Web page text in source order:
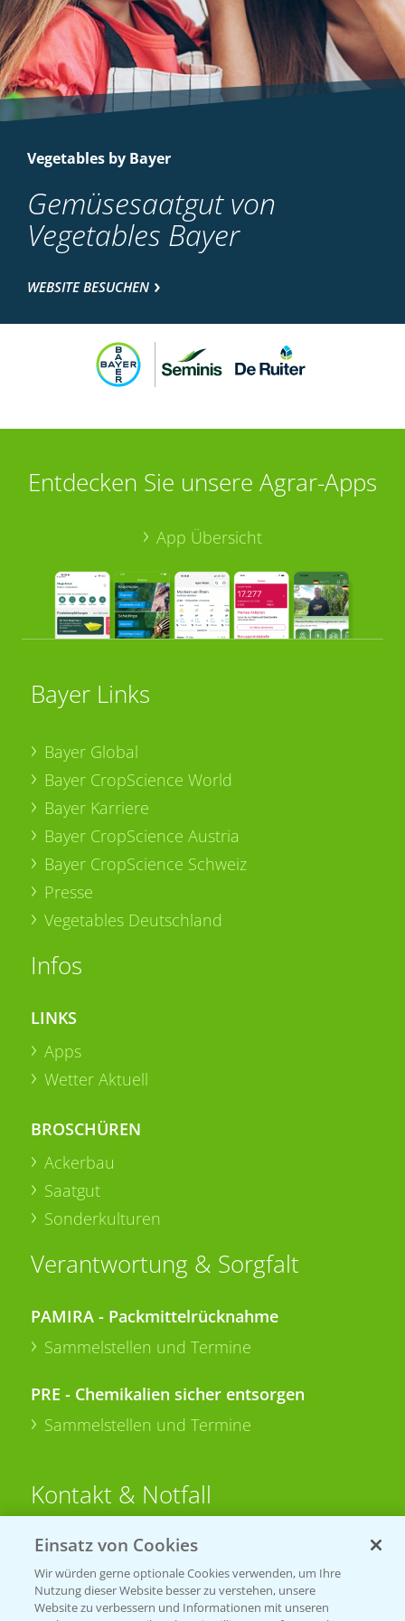
Vegetables by Bayer
Gemüsesaatgut von
Vegetables Bayer
WEBSITE BESUCHEN
Entdecken Sie unsere Agrar-Apps
App Übersicht
Bayer Links
Bayer Global
Bayer CropScience World
Bayer Karriere
Bayer CropScience Austria
Bayer CropScience Schweiz
Presse
Vegetables Deutschland
Infos
LINKS
Apps
Wetter Aktuell
BROSCHÜREN
Ackerbau
Saatgut
Sonderkulturen
Verantwortung & Sorgfalt
PAMIRA - Packmittelrücknahme
Sammelstellen und Termine
PRE - Chemikalien sicher entsorgen
Sammelstellen und Termine
Kontakt & Notfall
Beratung auf WhatsApp
T.+49 (0)174 346 564 1
Einsatz von Cookies
Wir würden gerne optionale Cookies verwenden, um Ihre
Nutzung dieser Website besser zu verstehen, unsere
Website zu verbessern und Informationen mit unseren